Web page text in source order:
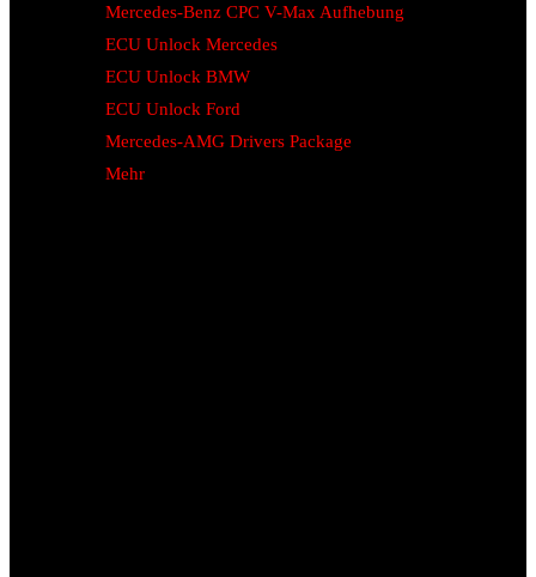
Mercedes-Benz CPC V-Max Aufhebung
ECU Unlock Mercedes
ECU Unlock BMW
ECU Unlock Ford
Mercedes-AMG Drivers Package
Mehr